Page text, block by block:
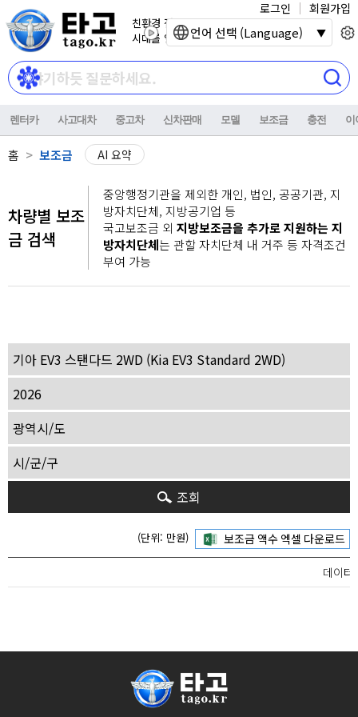
친환경 전기자동차
시대를 열어갑니다.
로그인 회원가입
렌터카 사고대차 중고차 신차판매 모델 보조금 충전 이
홈 보조금 AI 요약
차량별 보조
금 검색
중앙행정기관을 제외한 개인, 법인, 공공기관, 지
방자치단체, 지방공기업 등
국고보조금 외 지방보조금을 추가로 지원하는 지
방자치단체는 관할 자치단체 내 거주 등 자격조건
부여 가능
조회
(단위: 만원)
데이터
언어 선택 (Language)